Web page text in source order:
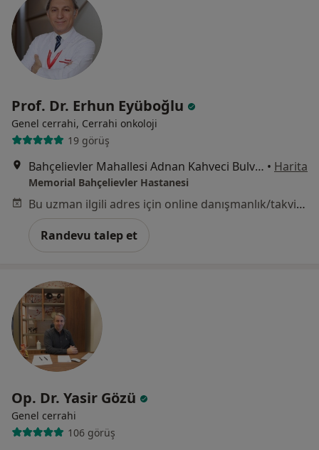
Prof. Dr. Erhun Eyüboğlu
Genel cerrahi, Cerrahi onkoloji
19 görüş
Bahçelievler Mahallesi Adnan Kahveci Bulvarı No:227, İstanbul • Harita
Memorial Bahçelievler Hastanesi
Bu uzman ilgili adres için online danışmanlık/takvim sunmuyor.
Randevu talep et
Op. Dr. Yasir Gözü
Genel cerrahi
106 görüş